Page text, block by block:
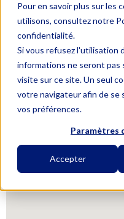
Pour en savoir plus sur les
utilisons, consultez notre
confidentialité.
Si vous refusez l'utilisation
informations ne seront pas
visite sur ce site. Un seul
votre navigateur afin de se
vos préférences.
Paramètres
Accepter